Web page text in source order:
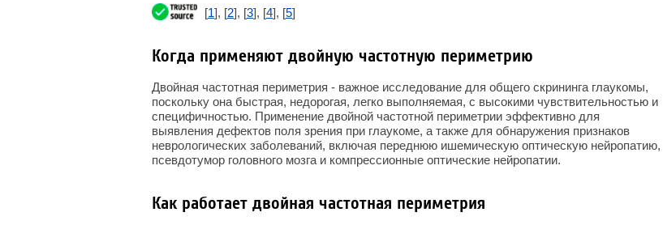
[1], [2], [3], [4], [5]
Когда применяют двойную частотную периметрию
Двойная частотная периметрия - важное исследование для общего скрининга глаукомы,
поскольку она быстрая, недорогая, легко выполняемая, с высокими чувствительностью и
специфичностью. Применение двойной частотной периметрии эффективно для
выявления дефектов поля зрения при глаукоме, а также для обнаружения признаков
неврологических заболеваний, включая переднюю ишемическую оптическую нейропатию,
псевдотумор головного мозга и компрессионные оптические нейропатии.
Как работает двойная частотная периметрия